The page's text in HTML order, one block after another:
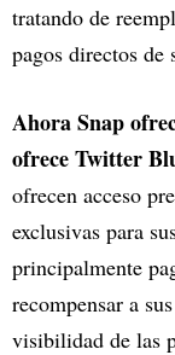
tratando de
pagos directos de
Ahora Snap
ofrece Twitter
ofrecen acceso
exclusivas para
principalmente
recompensar a
visibilidad de las